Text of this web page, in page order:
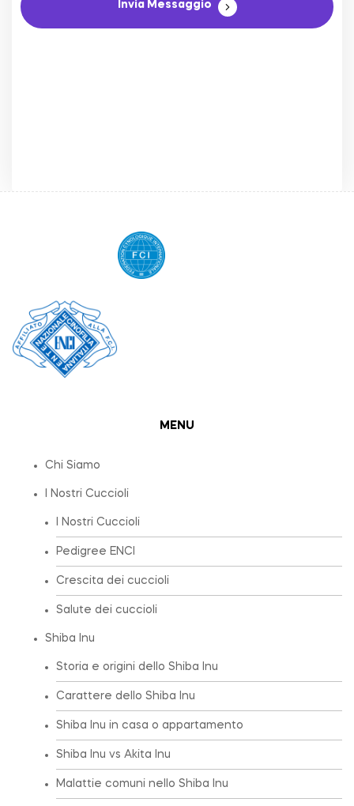
Invia Messaggio
MENU
Chi Siamo
I Nostri Cuccioli
I Nostri Cuccioli
Pedigree ENCI
Crescita dei cuccioli
Salute dei cuccioli
Shiba Inu
Storia e origini dello Shiba Inu
Carattere dello Shiba Inu
Shiba Inu in casa o appartamento
Shiba Inu vs Akita Inu
Malattie comuni nello Shiba Inu